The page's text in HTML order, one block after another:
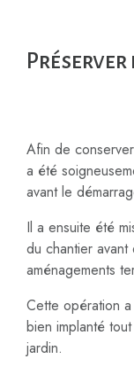
Afin de
a été
avant le
Il a ensuite été
du chantier
aménagements
Cette opération
bien implanté
jardin.